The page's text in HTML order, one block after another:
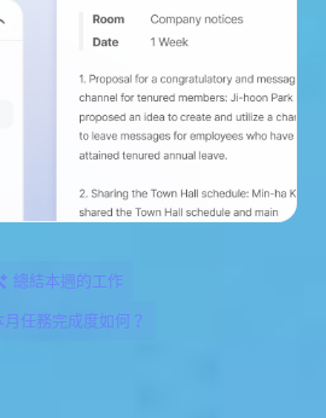
總結本週的工作
月任務完成度如何？